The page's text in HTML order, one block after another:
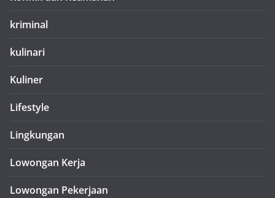
kriminal
kulinari
Kuliner
Lifestyle
Lingkungan
Lowongan Kerja
Lowongan Pekerjaan